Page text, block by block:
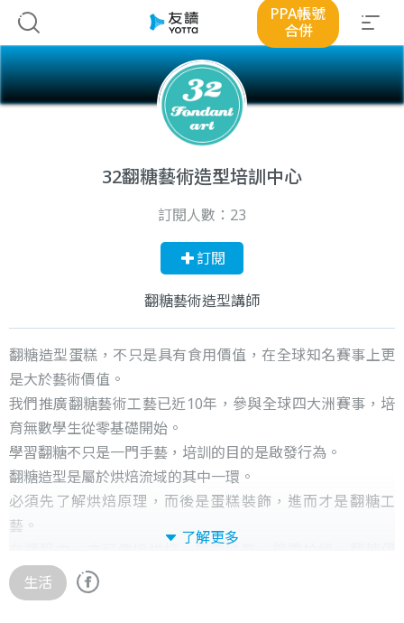
PPA帳號
合併
32翻糖藝術造型培訓中心
訂閱人數： 23
訂閱
翻糖藝術造型講師
翻糖造型蛋糕，不只是具有食用價值，在全球知名賽事上更
是大於藝術價值。
我們推廣翻糖藝術工藝已近10年，參與全球四大洲賽事，培
育無數學生從零基礎開始。
學習翻糖不只是一門手藝，培訓的目的是啟發行為。
翻糖造型是屬於烘焙流域的其中一環。
必須先了解烘焙原理，而後是蛋糕裝飾，進而才是翻糖工
藝。
在課程中，亦可傳授烘焙、糖霜餅乾、糖霜拉線、翻糖偶
型。
了解更多
生活